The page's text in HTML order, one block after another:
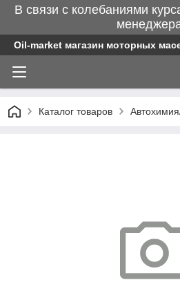
В связи с колебаниями
Oil-market магазин моторных
Каталог товаров